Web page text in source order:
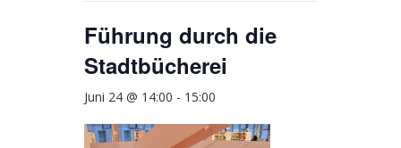
Führung durch die
Stadtbücherei
Juni 24 @ 14:00 - 15:00